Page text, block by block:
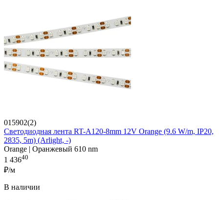
015902(2)
Светодиодная лента RT-A120-8mm 12V Orange (9.6 W/m, IP20,
2835, 5m) (Arlight, -)
Orange | Оранжевый 610 nm
1 43640
₽/м
В наличии